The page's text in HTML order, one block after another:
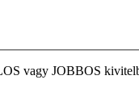
vagy JOBBOS